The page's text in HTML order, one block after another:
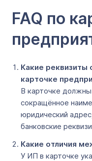
FAQ по
Какие реквизиты
карточке
В карточке
сокращённое
юридический
банковские
Какие отличия
У ИП в карточке